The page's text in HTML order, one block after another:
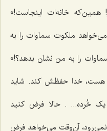
خانه‌ات اینجاست!»
ملکوت سماوات را به
را به من نشان بدهد؟!»
هست، خدا حفظش کند. شاید
خُرده... . حالا فرض کنید
آن‌وقت می‌خواهد فرض